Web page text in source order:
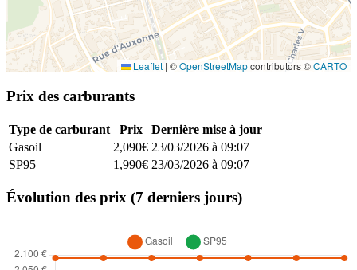
Leaflet | ©OpenStreetMapcontributors ©CARTO
Prix des carburants
Type de carburant Prix
Dernière mise à jour
Gasoil
2,090€ 23/03/2026 à 09:07
SP95
1,990€ 23/03/2026 à 09:07
Évolution des prix (7 derniers jours)